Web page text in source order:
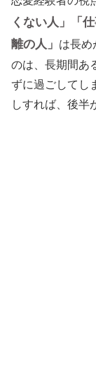
くない人」「
離の人」 は長め
のは、長期間あ
ずに過ごしてし
しすれば、後半